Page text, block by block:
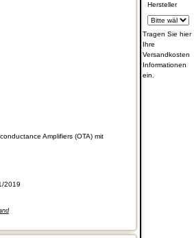
Amplifiers (OTA) mit
2019
Hersteller
Tragen Sie hier
Ihre
Versandkosten
Informationen
ein.